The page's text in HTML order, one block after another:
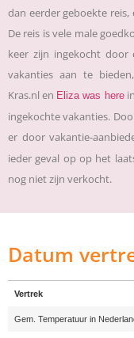
dan eerder geboekte
De reis is vele male
keer zijn ingekocht door
vakanties aan te
Kras.nl en Eliza was here
ingekochte vakanties.
er door vakantie-
ieder geval op op het
nog niet zijn verkocht.
Datum
Vertrek
Gem. Temperatuur in